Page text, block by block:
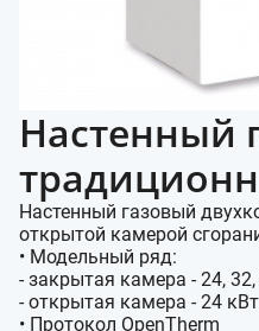
Настенный
Настенный газовый
открытой камерой
• Модельный ряд:
- закрытая камера - 24,
- открытая камера - 24
• Протокол OpenTherm